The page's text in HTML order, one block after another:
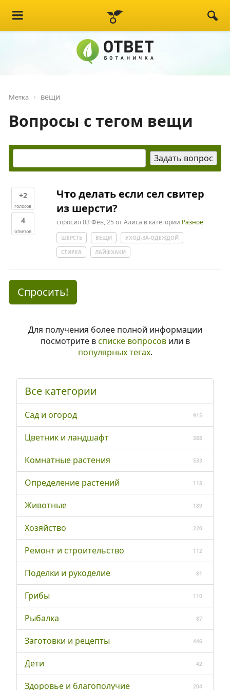
Метка вещи
Вопросы с тегом вещи
+2
голосов
4
ответов
Что делать если сел свитер
из шерсти?
спросил 03 Фев, 25 отАлиса в категории Разное
ШЕРСТЬ ВЕЩИ
УХОД-ЗА-ОДЕЖДОЙ
СТИРКА
ЛАЙФХАКИ
Спросить!
Для получения более полной информации
посмотрите всписке вопросовили в
популярных тегах.
Все категории
Сад и огород 915
Цветник и ландшафт 388
Комнатные растения 533
Определение растений 118
Животные 189
Хозяйство 220
Ремонт и строительство 112
Поделки и рукоделие 81
Грибы 110
Рыбалка 87
Заготовки и рецепты 446
Дети 42
Здоровье и благополучие 204